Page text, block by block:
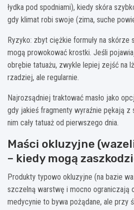
łydka pod spodniami), kiedy skóra
gdy klimat robi swoje (zima, suche
Ryzyko: zbyt ciężkie formuły na skórze
mogą prowokować krostki. Jeśli
obrębie tatuażu, zwykle lepiej zejść na
rzadziej, ale regularnie.
Najrozsądniej traktować masło jako
gdy jakieś fragmenty wyraźnie pękają z
nim cały tatuaż od pierwszego dnia.
Maści okluzyjne
– kiedy mogą
Produkty typowo okluzyjne (na bazie
szczelną warstwę i mocno ograniczają
medycynie to bywa pożądane, ale przy